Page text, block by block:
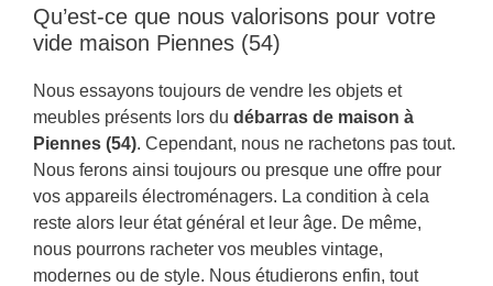
Qu’est-ce que nous valorisons pour votre
vide maison Piennes (54)
Nous essayons toujours de vendre les objets et
meubles présents lors du débarras de maison à
Piennes (54). Cependant, nous ne rachetons pas tout.
Nous ferons ainsi toujours ou presque une offre pour
vos appareils électroménagers. La condition à cela
reste alors leur état général et leur âge. De même,
nous pourrons racheter vos meubles vintage,
modernes ou de style. Nous étudierons enfin, tout